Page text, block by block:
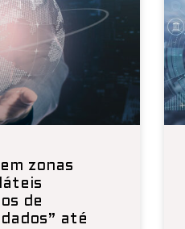
zonas
de
até